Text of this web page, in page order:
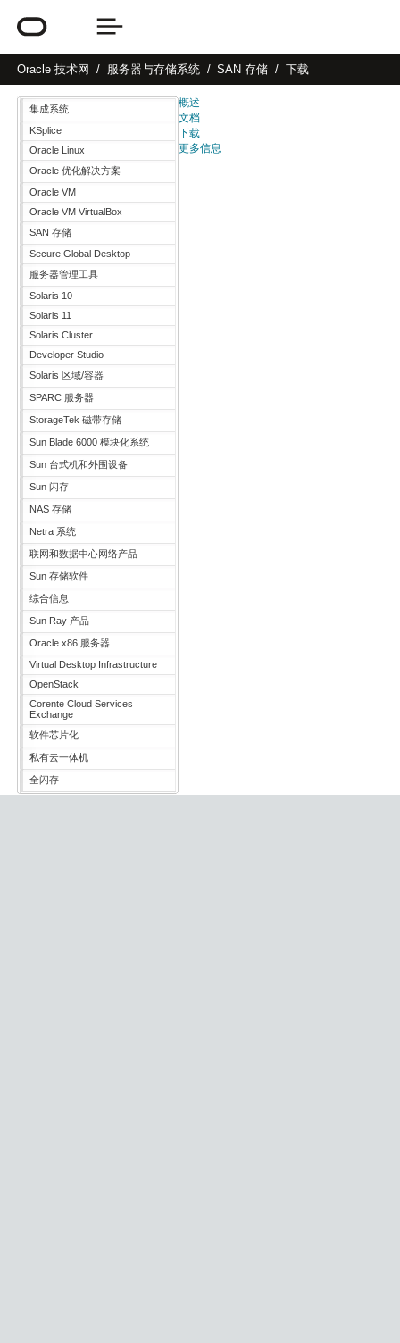
Oracle 技术网 服务器与存储系统 SAN 存储 下载
集成系统
KSplice
Oracle Linux
Oracle 优化解决方案
Oracle VM
Oracle VM VirtualBox
SAN 存储
Secure Global Desktop
服务器管理工具
Solaris 10
Solaris 11
Solaris Cluster
Developer Studio
Solaris 区域/容器
SPARC 服务器
StorageTek 磁带存储
Sun Blade 6000 模块化系统
Sun 台式机和外围设备
Sun 闪存
NAS 存储
Netra 系统
联网和数据中心网络产品
Sun 存储软件
综合信息
Sun Ray 产品
Oracle x86 服务器
Virtual Desktop Infrastructure
OpenStack
Corente Cloud Services
Exchange
软件芯片化
私有云一体机
全闪存
概述
文档
下载
更多信息